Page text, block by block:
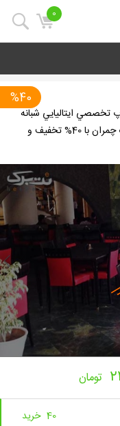
0
%40
تخصصي ايتاليايي شبانه
روزي ايران پرسیت استار واقع در لابي هتل بزرگ چمران با 40% تخفیف و
تومان
40 خرید